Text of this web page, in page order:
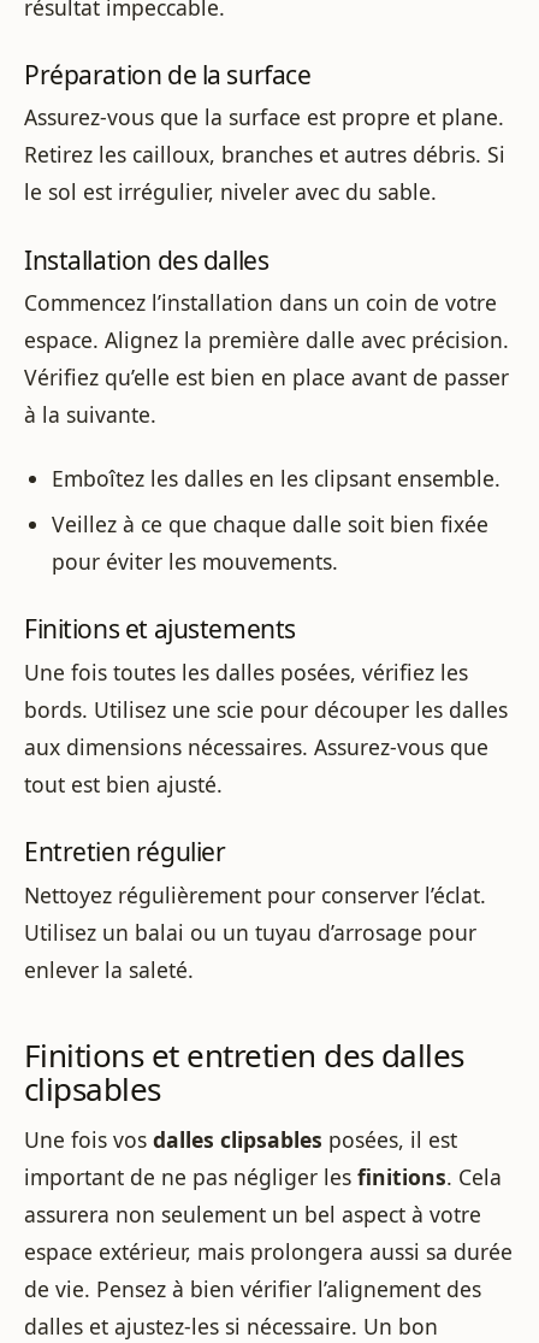
résultat impeccable.
Préparation de la surface
Assurez-vous que la surface est propre et plane.
Retirez les cailloux, branches et autres débris. Si
le sol est irrégulier, niveler avec du sable.
Installation des dalles
Commencez l’installation dans un coin de votre
espace. Alignez la première dalle avec précision.
Vérifiez qu’elle est bien en place avant de passer
à la suivante.
Emboîtez les dalles en les clipsant ensemble.
Veillez à ce que chaque dalle soit bien fixée
pour éviter les mouvements.
Finitions et ajustements
Une fois toutes les dalles posées, vérifiez les
bords. Utilisez une scie pour découper les dalles
aux dimensions nécessaires. Assurez-vous que
tout est bien ajusté.
Entretien régulier
Nettoyez régulièrement pour conserver l’éclat.
Utilisez un balai ou un tuyau d’arrosage pour
enlever la saleté.
Finitions et entretien des dalles
clipsables
Une fois vos dalles clipsables posées, il est
important de ne pas négliger les finitions. Cela
assurera non seulement un bel aspect à votre
espace extérieur, mais prolongera aussi sa durée
de vie. Pensez à bien vérifier l’alignement des
dalles et ajustez-les si nécessaire. Un bon